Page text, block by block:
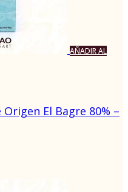
AÑADIR AL
El Bagre 80% –